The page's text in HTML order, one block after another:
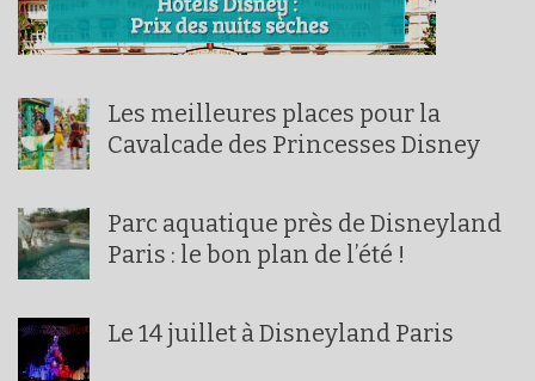
Les meilleures places pour la
Cavalcade des Princesses Disney
Parc aquatique près de Disneyland
Paris : le bon plan de l’été !
Le 14 juillet à Disneyland Paris